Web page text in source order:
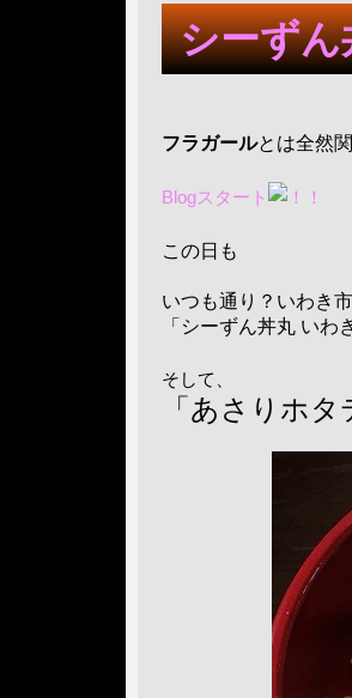
シーずん
フラガールとは全然
Blogスタート
この日も
いつも通り？いわき
「シーずん丼丸 いわ
そして、
「あさりホタ